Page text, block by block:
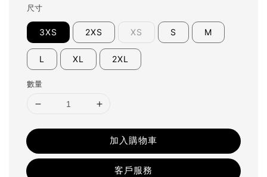
尺寸
3XS 2XS XS S M
L XL 2XL
數量
加入購物車
客戶服務